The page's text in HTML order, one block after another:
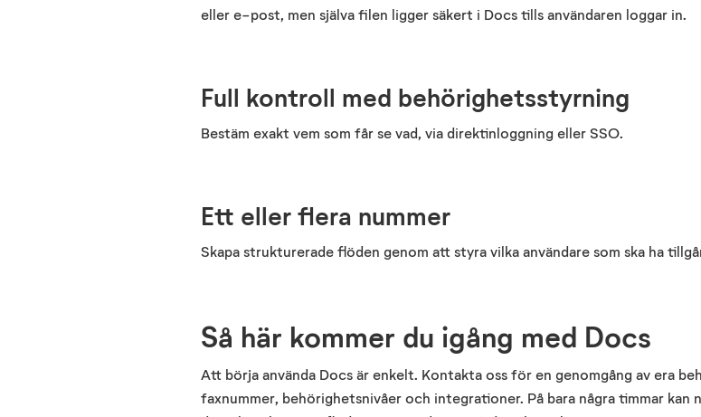
eller e-post, men själva filen ligger säkert i Docs tills användaren loggar in.
Full kontroll med behörighetsstyrning
Bestäm exakt vem som får se vad, via direktinloggning eller SSO.
Ett eller flera nummer
Skapa strukturerade flöden genom att styra vilka användare som ska ha
Så här kommer du igång med Docs
Att börja använda Docs är enkelt. Kontakta oss för en genomgång av era
faxnummer, behörighetsnivåer och integrationer. På bara några timmar kan